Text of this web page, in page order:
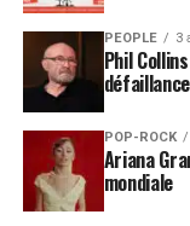
PEOPLE 3
Phil
POP-ROCK
Ariana
mondiale